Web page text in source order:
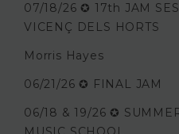
07/18/26 ✪ 17th JAM
VICENÇ DELS HORTS
Morris Hayes
06/21/26 ✪ FINAL JAM
06/18 & 19/26 ✪